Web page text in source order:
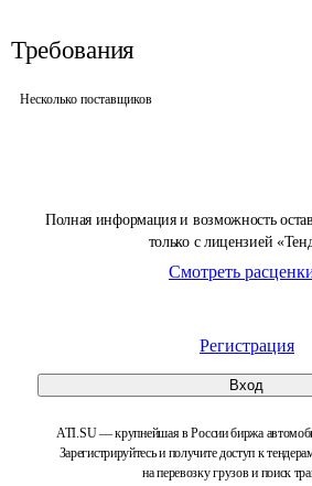
Полная информация и возможность
только с лицензией
Смотреть
Регистрация
Вход
ATI.SU — крупнейшая в России биржа
Зарегистрируйтесь и получите доступ к
на перевозку грузов и поиск
Требования
Несколько поставщиков